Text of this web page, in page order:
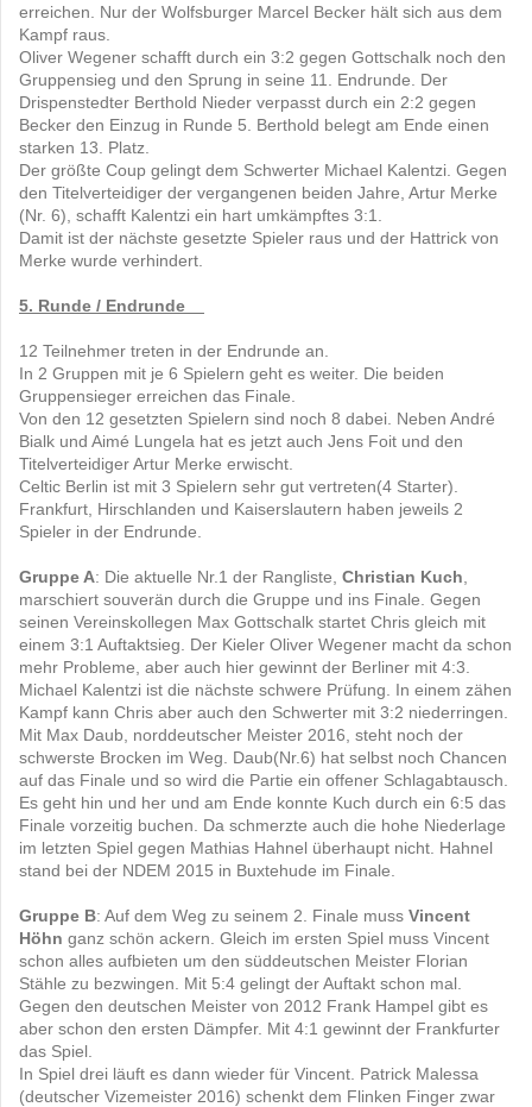
erreichen. Nur der Wolfsburger Marcel Becker hält sich aus dem
Kampf raus.
Oliver Wegener schafft durch ein 3:2 gegen Gottschalk noch den
Gruppensieg und den Sprung in seine 11. Endrunde. Der
Drispenstedter Berthold Nieder verpasst durch ein 2:2 gegen
Becker den Einzug in Runde 5. Berthold belegt am Ende einen
starken 13. Platz.
Der größte Coup gelingt dem Schwerter Michael Kalentzi. Gegen
den Titelverteidiger der vergangenen beiden Jahre, Artur Merke
(Nr. 6), schafft Kalentzi ein hart umkämpftes 3:1.
Damit ist der nächste gesetzte Spieler raus und der Hattrick von
Merke wurde verhindert.
5. Runde / Endrunde
12 Teilnehmer treten in der Endrunde an.
In 2 Gruppen mit je 6 Spielern geht es weiter. Die beiden
Gruppensieger erreichen das Finale.
Von den 12 gesetzten Spielern sind noch 8 dabei. Neben André
Bialk und Aimé Lungela hat es jetzt auch Jens Foit und den
Titelverteidiger Artur Merke erwischt.
Celtic Berlin ist mit 3 Spielern sehr gut vertreten(4 Starter).
Frankfurt, Hirschlanden und Kaiserslautern haben jeweils 2
Spieler in der Endrunde.
Gruppe A: Die aktuelle Nr.1 der Rangliste, Christian Kuch
marschiert souverän durch die Gruppe und ins Finale. Gegen
seinen Vereinskollegen Max Gottschalk startet Chris gleich mit
einem 3:1 Auftaktsieg. Der Kieler Oliver Wegener macht da schon
mehr Probleme, aber auch hier gewinnt der Berliner mit 4:3.
Michael Kalentzi ist die nächste schwere Prüfung. In einem zähen
Kampf kann Chris aber auch den Schwerter mit 3:2 niederringen.
Mit Max Daub, norddeutscher Meister 2016, steht noch der
schwerste Brocken im Weg. Daub(Nr.6) hat selbst noch Chancen
auf das Finale und so wird die Partie ein offener Schlagabtausch.
Es geht hin und her und am Ende konnte Kuch durch ein 6:5 das
Finale vorzeitig buchen. Da schmerzte auch die hohe Niederlage
im letzten Spiel gegen Mathias Hahnel überhaupt nicht. Hahnel
stand bei der NDEM 2015 in Buxtehude im Finale.
Gruppe B: Auf dem Weg zu seinem 2. Finale muss Vincent
Höhn ganz schön ackern. Gleich im ersten Spiel muss Vincent
schon alles aufbieten um den süddeutschen Meister Florian
Stähle zu bezwingen. Mit 5:4 gelingt der Auftakt schon mal.
Gegen den deutschen Meister von 2012 Frank Hampel gibt es
aber schon den ersten Dämpfer. Mit 4:1 gewinnt der Frankfurter
das Spiel.
In Spiel drei läuft es dann wieder für Vincent. Patrick Malessa
(deutscher Vizemeister 2016) schenkt dem Flinken Finger zwar